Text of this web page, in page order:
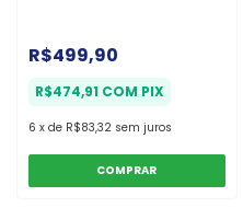
R$499,90
R$474,91 COM PIX
6 x de R$83,32 sem juros